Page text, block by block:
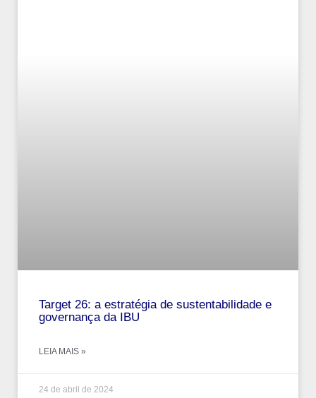
Target 26: a estratégia de sustentabilidade e
governança da IBU
LEIA MAIS »
24 de abril de 2024